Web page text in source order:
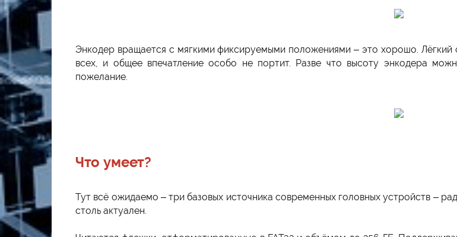
Энкодер вращается с мягкими фиксируемыми положениями – это хорошо. Лёгкий
всех, и общее впечатление особо не портит. Разве что высоту энкодера
пожелание.
Что умеет?
Тут всё ожидаемо – три базовых источника современных головных устройств –
столь актуален.